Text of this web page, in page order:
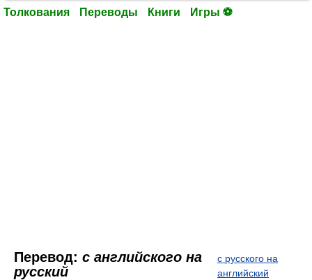
Толкования Переводы Книги Игры ⚽
Перевод: с английского на
русский
с русского на
английский